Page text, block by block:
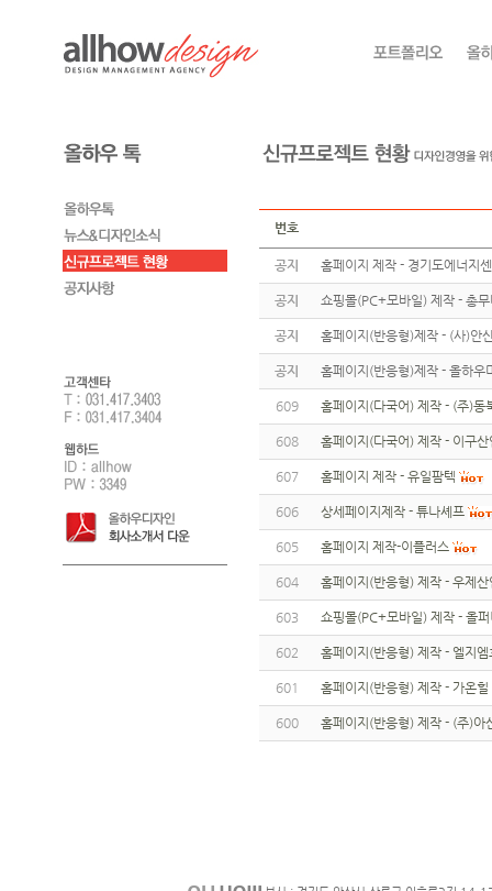
번호
공지 홈페이지 제작 - 경기도에너지
공지 쇼핑몰(PC+모바일) 제작 - 총
공지 홈페이지(반응형)제작 - (사)안
공지 홈페이지(반응형)제작 - 올하우
609 홈페이지(다국어) 제작 - (주)동
608 홈페이지(다국어) 제작 - 이구산
607 홈페이지 제작 - 유일팜텍
606 상세페이지제작 - 튜나셰프
605 홈페이지 제작-이플러스
604 홈페이지(반응형) 제작 - 우제산
603 쇼핑몰(PC+모바일) 제작 - 올
602 홈페이지(반응형) 제작 - 엘지엠
601 홈페이지(반응형) 제작 - 가온힐
600 홈페이지(반응형) 제작 - (주)아